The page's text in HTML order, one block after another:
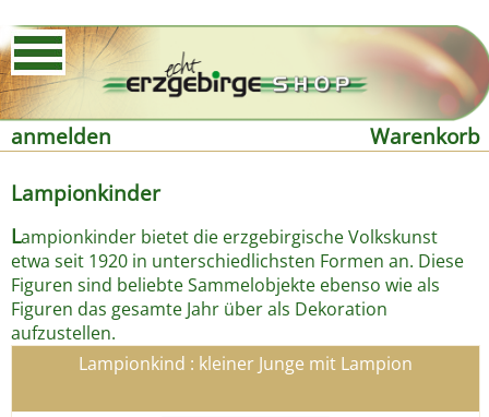
anmelden
Warenkorb
Lampionkinder
Lampionkinder bietet die erzgebirgische Volkskunst
etwa seit 1920 in unterschiedlichsten Formen an. Diese
Figuren sind beliebte Sammelobjekte ebenso wie als
Figuren das gesamte Jahr über als Dekoration
aufzustellen.
Lampionkind : kleiner Junge mit Lampion